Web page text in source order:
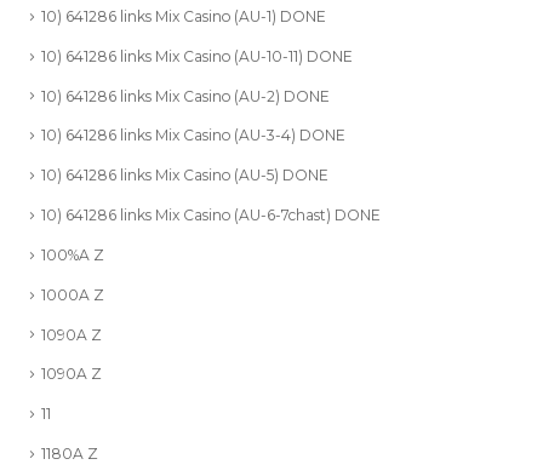
10) 641286 links Mix Casino (AU-1) DONE
10) 641286 links Mix Casino (AU-10-11) DONE
10) 641286 links Mix Casino (AU-2) DONE
10) 641286 links Mix Casino (AU-3-4) DONE
10) 641286 links Mix Casino (AU-5) DONE
10) 641286 links Mix Casino (AU-6-7chast) DONE
100%A Z
1000A Z
1090A Z
1090A Z
11
1180A Z